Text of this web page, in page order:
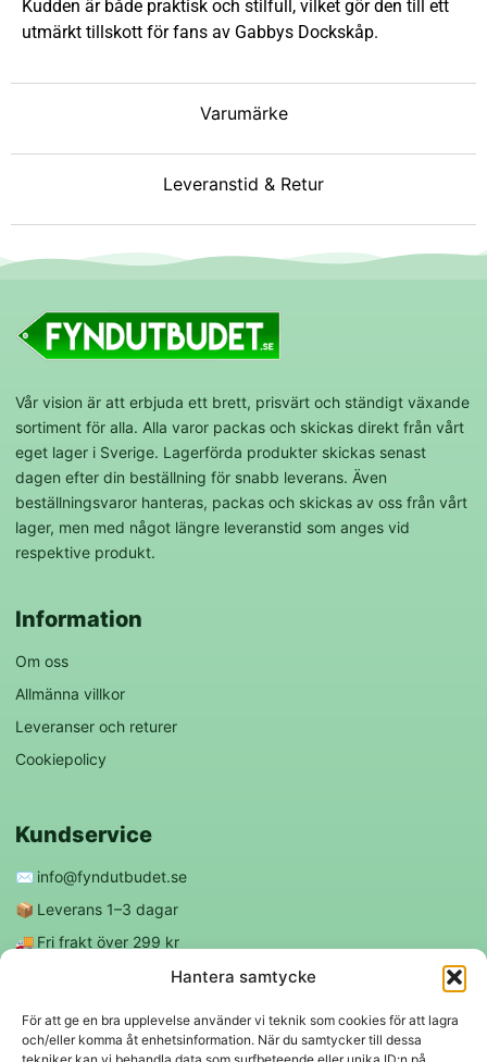
Hantera samtycke
För att ge en bra upplevelse använder vi teknik som cookies för att lagra
och/eller komma åt enhetsinformation. När du samtycker till dessa
Varumärke
Leveranstid & Retur
Kudden är både praktisk och stilfull, vilket gör den till ett
utmärkt tillskott för fans av Gabbys Dockskåp.
Vår vision är att erbjuda ett brett, prisvärt och ständigt växande
sortiment för alla. Alla varor packas och skickas direkt från vårt
eget lager i Sverige. Lagerförda produkter skickas senast
dagen efter din beställning för snabb leverans. Även
beställningsvaror hanteras, packas och skickas av oss från vårt
lager, men med något längre leveranstid som anges vid
respektive produkt.
Information
Om oss
Allmänna villkor
Leveranser och returer
Cookiepolicy
Kundservice
✉️ info@fyndutbudet.se
📦 Leverans 1–3 dagar
🚚 Fri frakt över 299 kr
Följ oss